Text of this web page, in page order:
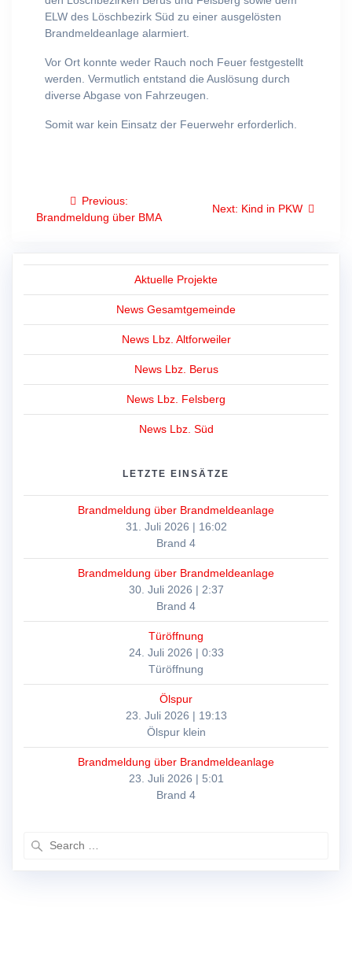
ELW des Löschbezirk Süd zu einer ausgelösten
Brandmeldeanlage alarmiert.
Vor Ort konnte weder Rauch noch Feuer festgestellt
werden. Vermutlich entstand die Auslösung durch
diverse Abgase von Fahrzeugen.
Somit war kein Einsatz der Feuerwehr erforderlich.
Beitragsnavigation
Previous:
post:
Brandmeldung über BMA
Next: Next
Kind in PKW
Aktuelle Projekte
News Gesamtgemeinde
News Lbz. Altforweiler
News Lbz. Berus
News Lbz. Felsberg
News Lbz. Süd
LETZTE EINSÄTZE
Brandmeldung über Brandmeldeanlage
31. Juli 2026 | 16:02
Brand 4
Brandmeldung über Brandmeldeanlage
30. Juli 2026 | 2:37
Brand 4
Türöffnung
24. Juli 2026 | 0:33
Türöffnung
Ölspur
23. Juli 2026 | 19:13
Ölspur klein
Brandmeldung über Brandmeldeanlage
23. Juli 2026 | 5:01
Brand 4